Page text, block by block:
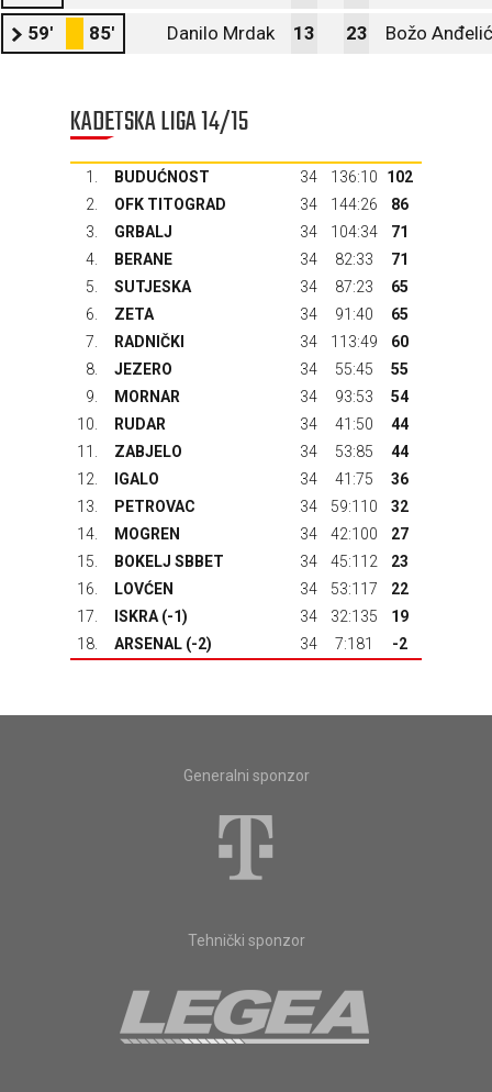
59' 85' Danilo Mrdak 13 23 Božo Anđelić
KADETSKA LIGA 14/15
1. BUDUĆNOST 34 136:10
102
2.
OFK TITOGRAD 34 144:26
86
3.
GRBALJ 34 104:34
71
4.
BERANE 34 82:33
71
5.
SUTJESKA 34 87:23
65
6.
ZETA 34 91:40
65
7.
RADNIČKI 34 113:49
60
8.
JEZERO 34 55:45
55
9.
MORNAR 34 93:53
54
10.
RUDAR 34 41:50
44
11.
ZABJELO 34 53:85
44
12.
IGALO 34 41:75
36
13.
PETROVAC 34 59:110
32
14.
MOGREN 34 42:100
27
15.
BOKELJ SBBET 34 45:112
23
16.
LOVĆEN 34 53:117
22
17.
ISKRA (-1) 34 32:135
19
18.
ARSENAL (-2) 34 7:181 -2
Generalni sponzor
Tehnički sponzor